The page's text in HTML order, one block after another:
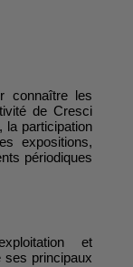
connaître les
de Cresci
la participation
expositions,
périodiques
et
ses principaux